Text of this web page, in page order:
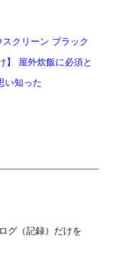
クリーン ブラック
】 屋外炊飯に必須と
い知った
グ（記録）だけを